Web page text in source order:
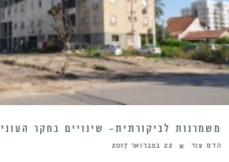
משמרנות לביקורתית- שינויים בחקר העוני
הדס צור 22 בפברואר 2017